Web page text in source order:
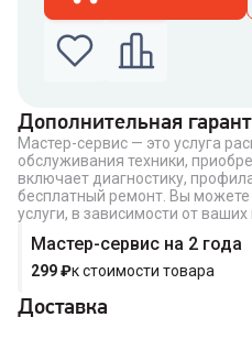
Введите номер
связаться с вами
Номер телефона
Дополнительная
Мастер-сервис — это услуга
обслуживания техники,
включает диагностику,
бесплатный ремонт. Вы можете
услуги, в зависимости от ваших
Мастер-сервис на 2 года
299₽к стоимости товара
Доставка